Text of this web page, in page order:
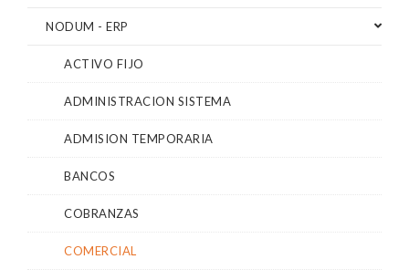
NODUM - ERP
ACTIVO FIJO
ADMINISTRACION SISTEMA
ADMISION TEMPORARIA
BANCOS
COBRANZAS
COMERCIAL